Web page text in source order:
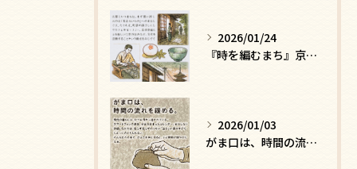
2026/01/24
『時を編むまち』京都ー日常にひそむ、静かな贅沢
2026/01/03
がま口は、時間の流れを緩める